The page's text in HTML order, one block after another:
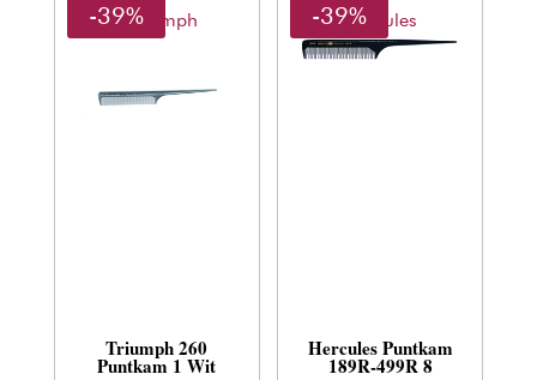
Thriumph
-39%
Triumph 260
Puntkam 1 Wit
Hercules
-39%
Hercules Puntkam
189R-499R 8